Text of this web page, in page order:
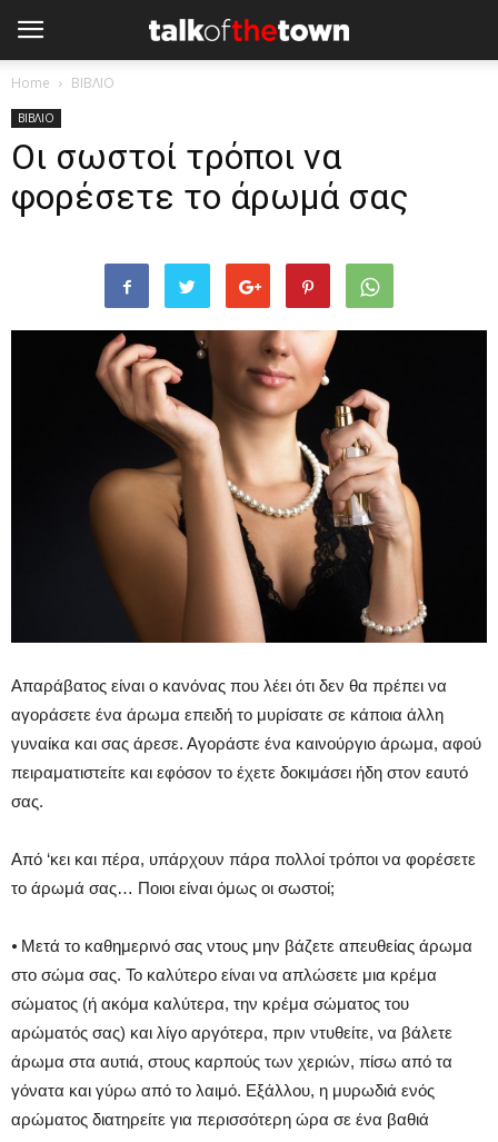
Home ΒΙΒΛΙΟ
ΒΙΒΛΙΟ
Οι σωστοί τρόποι να
φορέσετε το άρωμά σας
Απαράβατος είναι ο κανόνας που λέει ότι δεν θα πρέπει να
αγοράσετε ένα άρωμα επειδή το μυρίσατε σε κάποια άλλη
γυναίκα και σας άρεσε. Αγοράστε ένα καινούργιο άρωμα, αφού
πειραματιστείτε και εφόσον το έχετε δοκιμάσει ήδη στον εαυτό
σας.
Από ‘κει και πέρα, υπάρχουν πάρα πολλοί τρόποι να φορέσετε
το άρωμά σας… Ποιοι είναι όμως οι σωστοί;
⦁ Μετά το καθημερινό σας ντους μην βάζετε απευθείας άρωμα
στο σώμα σας. Το καλύτερο είναι να απλώσετε μια κρέμα
σώματος (ή ακόμα καλύτερα, την κρέμα σώματος του
αρώματός σας) και λίγο αργότερα, πριν ντυθείτε, να βάλετε
άρωμα στα αυτιά, στους καρπούς των χεριών, πίσω από τα
γόνατα και γύρω από το λαιμό. Εξάλλου, η μυρωδιά ενός
αρώματος διατηρείτε για περισσότερη ώρα σε ένα βαθιά